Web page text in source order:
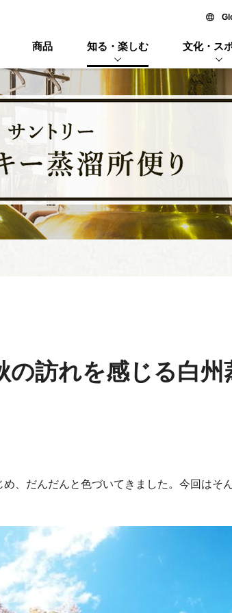
商品 知る・楽しむ 文化・ス
の訪れを感じる白州
、だんだんと色づいてきました。今回はそ